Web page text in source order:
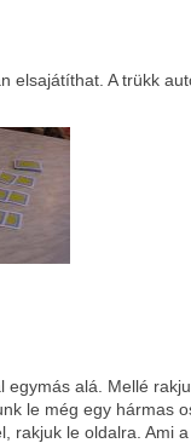
elsajátíthat. A trükk
alá. Mellé
le még egy hármas
rakjuk le oldalra. Ami